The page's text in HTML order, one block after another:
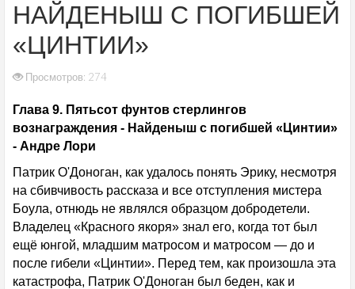
НАЙДЕНЫШ С ПОГИБШЕЙ
«ЦИНТИИ»
Просмотров: 274
Глава 9. Пятьсот фунтов стерлингов
вознаграждения - Найденыш с погибшей «Цинтии»
- Андре Лори
Патрик О'Доноган, как удалось понять Эрику, несмотря
на сбивчивость рассказа и все отступления мистера
Боула, отнюдь не являлся образцом добродетели.
Владелец «Красного якоря» знал его, когда тот был
ещё юнгой, младшим матросом и матросом — до и
после гибели «Цинтии». Перед тем, как произошла эта
катастрофа, Патрик О'Доноган был беден, как и